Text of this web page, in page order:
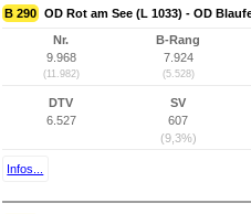
B 290 OD Rot am See (L 1033) - OD
Nr.
9.968
(11.982)
B-Rang
7.924
(5.528)
DTV
6.527
SV
607
(9,3%)
Infos...